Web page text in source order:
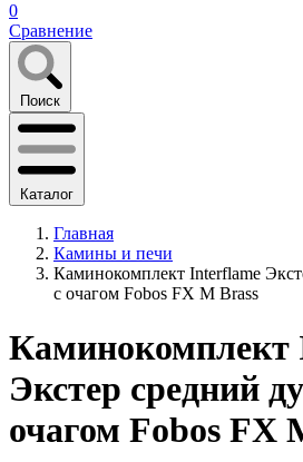
0
Сравнение
Поиск
Каталог
Главная
Камины и печи
Каминокомплект Interflame
с очагом Fobos FX M Brass
Каминокомплект
Экстер средний
очагом Fobos FX